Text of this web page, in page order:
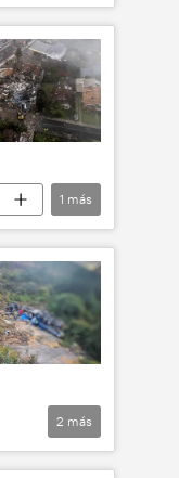
1 más
2 más